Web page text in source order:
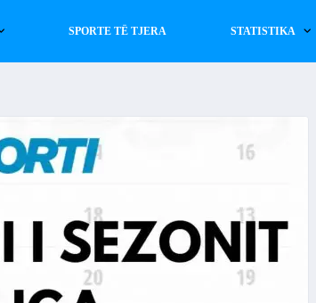
SPORTE TË TJERA STATISTIKA